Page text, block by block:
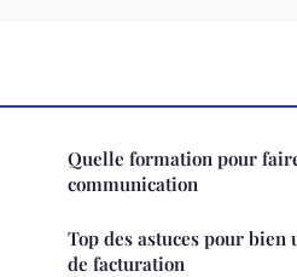
Quelle formation pour
communication
Top des astuces pour
de facturation